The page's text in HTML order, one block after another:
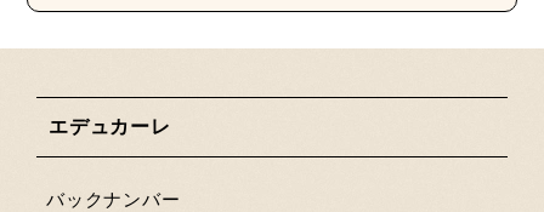
エデュカーレ
バックナンバー